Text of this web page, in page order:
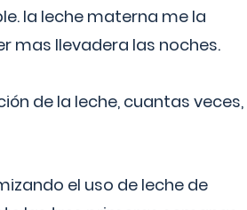
la leche materna me la
mas llevadera las noches.
de la leche, cuantas veces,
el uso de leche de